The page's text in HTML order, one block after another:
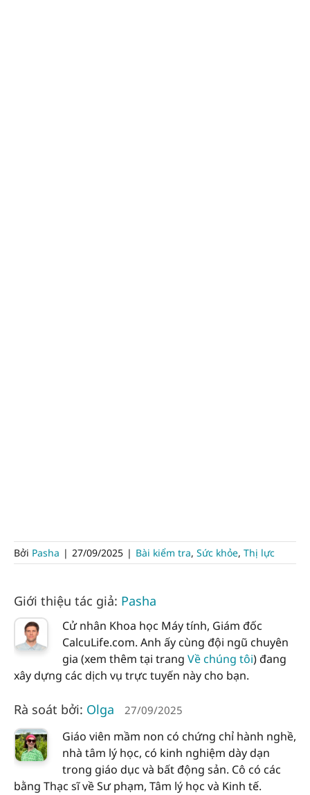
Bởi Pasha | 27/09/2025 | Bài kiểm tra, Sức khỏe, Thị lực
Giới thiệu tác giả: Pasha
Cử nhân Khoa học Máy tính, Giám đốc
CalcuLife.com. Anh ấy cùng đội ngũ chuyên
gia (xem thêm tại trang Về chúng tôi) đang
xây dựng các dịch vụ trực tuyến này cho bạn.
Rà soát bởi: Olga 27/09/2025
Giáo viên mầm non có chứng chỉ hành nghề,
nhà tâm lý học, có kinh nghiệm dày dạn
trong giáo dục và bất động sản. Cô có các
bằng Thạc sĩ về Sư phạm, Tâm lý học và Kinh tế.